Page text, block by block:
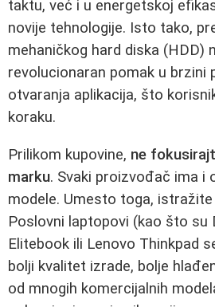
taktu, već i u energetskoj
novije tehnologije. Isto tako,
mehaničkog hard diska (HDD)
revolucionaran pomak u brzini
otvaranja aplikacija, što
koraku.
Prilikom kupovine, ne
marku. Svaki proizvođač ima i
modele. Umesto toga,
Poslovni laptopovi (kao što su
Elitebook ili Lenovo Thinkpad
bolji kvalitet izrade, bolje
od mnogih komercijalnih